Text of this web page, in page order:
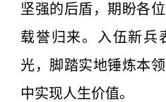
坚强的后盾，期盼各
载誉归来。 入伍新兵
光，脚踏实地锤炼本
中实现人生价值。